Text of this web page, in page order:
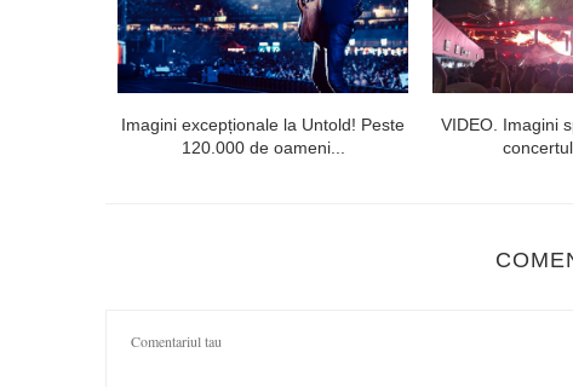
Imagini excepționale la Untold! Peste
120.000 de oameni...
VIDEO. Imagini
concertul